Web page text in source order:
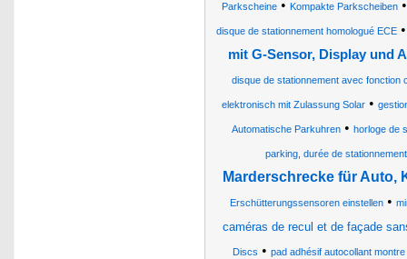
Parkscheine • Kompakte Parkscheiben
disque de stationnement homologué ECE
mit G-Sensor, Display und
disque de stationnement avec fonction
elektronisch mit Zulassung Solar •
Automatische Parkuhren • horloge de
parking, durée de stationnement
Marderschrecke für Auto,
Erschütterungssensoren einstellen •
caméras de recul et de façade
Discs • pad adhésif autocollant